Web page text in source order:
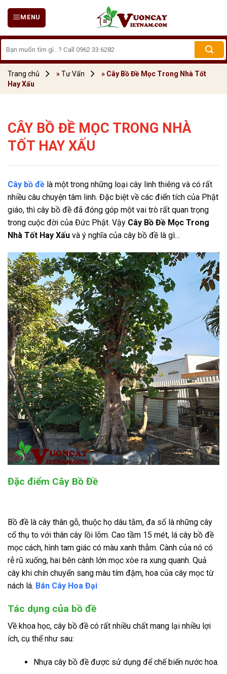
Skip
MENU
kiếm:
Trang chủ »Tư Vấn » Cây Bồ Đề Mọc Trong Nhà Tốt
Hay Xấu
CÂY BỒ ĐỀ MỌC TRONG NHÀ
TỐT HAY XẤU
Cây bồ đề là một trong những loại cây linh thiêng và có rất
nhiều câu chuyện tâm linh. Đặc biệt về các điển tích của Phật
giáo, thì cây bồ đề đã đóng góp một vai trò rất quan trọng
trong cuộc đời của Đức Phật. Vậy Cây Bồ Đề Mọc Trong
Nhà Tốt Hay Xấu và ý nghĩa của cây bồ đề là gì…
Đặc điểm Cây Bồ Đề
Bồ đề là cây thân gỗ, thuộc họ dâu tằm, đa số là những cây
cổ thụ to với thân cây lồi lõm. Cao tầm 15 mét, lá cây bồ đề
mọc cách, hình tam giác có màu xanh thẫm. Cành của nó có
rễ rũ xuống, hai bên cành lớn mọc xòe ra xung quanh. Quả
cây khi chín chuyển sang màu tím đậm, hoa của cây mọc từ
nách lá. Bán Cây Hoa Đại
Tác dụng của bồ đề
Về khoa học, cây bồ đề có rất nhiều chất mang lại nhiều lợi
ích, cụ thể như sau:
Nhựa cây bồ đề được sử dụng để chế biến nước hoa.